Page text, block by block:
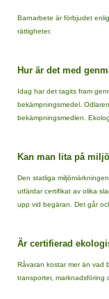
Barnarbete är förbjudet
rättigheter.
Hur är det med
Idag har det tagits fram
bekämpningsmedel.
bekämpningsmedlen.
Kan man lita på
Den statliga
utfärdar certifikat av olika
upp vid begäran. Det går
Är certifierad
Råvaran kostar mer än vad
transporter, marknadsföring